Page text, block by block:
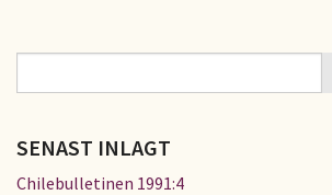
SÖKFORMULÄR
SENAST INLAGT
Chilebulletinen 1991:4